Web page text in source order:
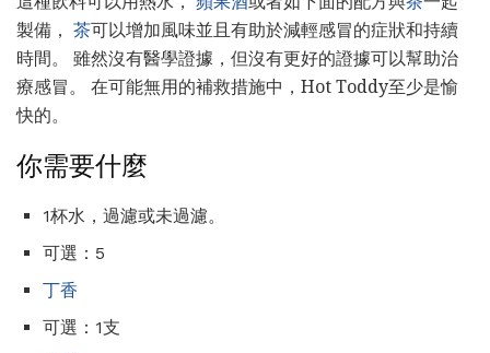
製備， 茶可以增加風味並且有助於減輕感冒的症狀和持續
時間。 雖然沒有醫學證據，但沒有更好的證據可以幫助治
療感冒。 在可能無用的補救措施中，Hot Toddy至少是愉
快的。
你需要什麼
1杯水，過濾或未過濾。
可選：5
丁香
可選：1支